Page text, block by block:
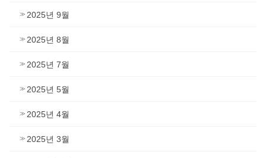
2025년 9월
2025년 8월
2025년 7월
2025년 5월
2025년 4월
2025년 3월